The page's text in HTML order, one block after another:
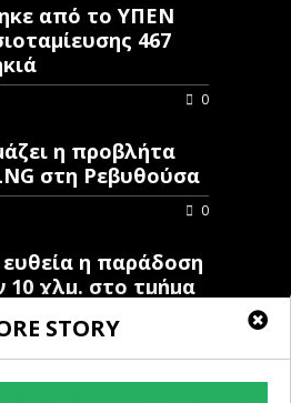
STORY
από το ΥΠΕΝ
467
0
η προβλήτα
στη Ρεβυθούσα
0
ευθεία η παράδοση
χλμ. στο τμήμα
Νικόλαος του